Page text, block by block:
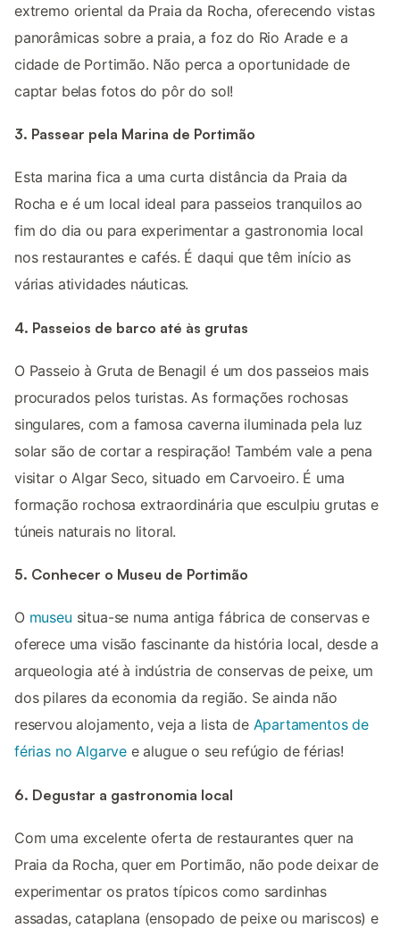
extremo oriental da Praia da Rocha, oferecendo vistas
panorâmicas sobre a praia, a foz do Rio Arade e a
cidade de Portimão. Não perca a oportunidade de
captar belas fotos do pôr do sol!
3. Passear pela Marina de Portimão
Esta marina fica a uma curta distância da Praia da
Rocha e é um local ideal para passeios tranquilos ao
fim do dia ou para experimentar a gastronomia local
nos restaurantes e cafés. É daqui que têm início as
várias atividades náuticas.
4. Passeios de barco até às grutas
O Passeio à Gruta de Benagil é um dos passeios mais
procurados pelos turistas. As formações rochosas
singulares, com a famosa caverna iluminada pela luz
solar são de cortar a respiração! Também vale a pena
visitar o Algar Seco, situado em Carvoeiro. É uma
formação rochosa extraordinária que esculpiu grutas e
túneis naturais no litoral.
5. Conhecer o Museu de Portimão
O museu situa-se numa antiga fábrica de conservas e
oferece uma visão fascinante da história local, desde a
arqueologia até à indústria de conservas de peixe, um
dos pilares da economia da região. Se ainda não
reservou alojamento, veja a lista de Apartamentos de
férias no Algarve e alugue o seu refúgio de férias!
6. Degustar a gastronomia local
Com uma excelente oferta de restaurantes quer na
Praia da Rocha, quer em Portimão, não pode deixar de
experimentar os pratos típicos como sardinhas
assadas, cataplana (ensopado de peixe ou mariscos) e